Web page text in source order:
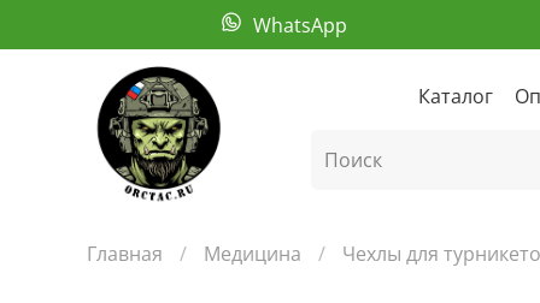
WhatsApp
Каталог
Главная Медицина Чехлы для